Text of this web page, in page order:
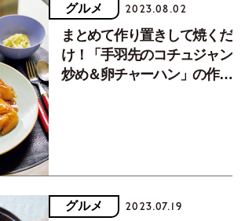
グルメ 2023.08.02
まとめて作り置きして焼くだ
け！「手羽先のコチュジャン
炒め＆卵チャーハン」の作り
グルメ 2023.07.19